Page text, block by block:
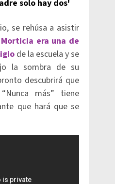
solo hay dos'
se rehúsa a asistir
Morticia era una de
de la escuela y se
la sombra de su
descubrirá que
más” tiene
que hará que se